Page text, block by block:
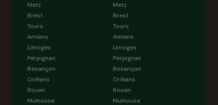
Metz
Brest
Tours
Amiens
Limoges
Perpignan
Besançon
Orléans
Rouen
Mulhouse
Metz
Brest
Tours
Amiens
Limoges
Perpignan
Besançon
Orléans
Rouen
Mulhouse